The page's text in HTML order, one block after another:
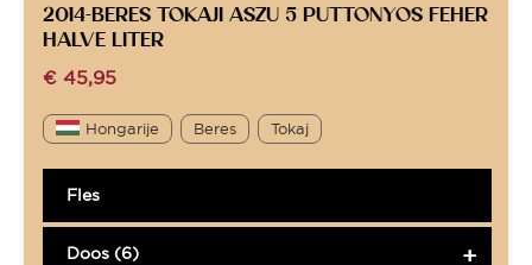
2014-BERES TOKAJI ASZU 5 PUTTONYOS FEHER
HALVE LITER
€ 45,95
Hongarije Beres Tokaj
Fles
Doos (6)